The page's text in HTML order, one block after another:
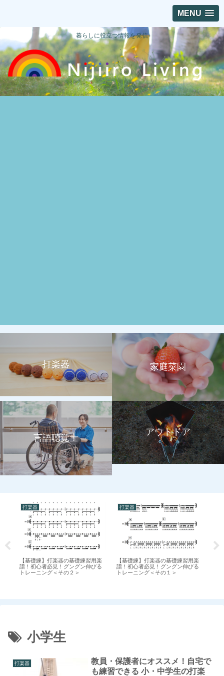
MENU
暮らしに役立つ情報を発信
打楽器 家庭菜園
言語聴覚士
アウトドア
打楽器
【基礎練】打楽器の基礎練習用楽
譜！初心者必見！グングン伸びる
トレーニング＜その２＞
打楽器
【基礎練】打楽器の基礎練習用楽
譜！初心者必見！グングン伸びる
トレーニング＜その１＞
小学生
打楽器
教員・保護者にオススメ！自宅で
も練習できる 小・中学生の打楽